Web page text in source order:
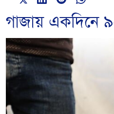
গাজায় একদিনে